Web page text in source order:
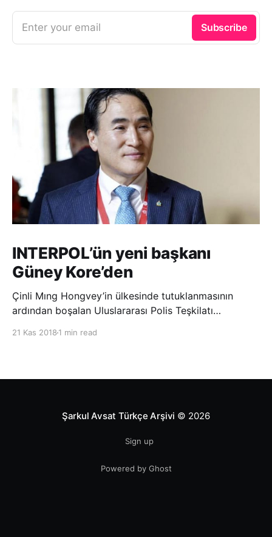
Enter your email Subscribe
INTERPOL’ün yeni başkanı
Güney Kore’den
Çinli Mıng Hongvey’in ülkesinde tutuklanmasının
ardından boşalan Uluslararası Polis Teşkilatı
21 Kas 2018 1 min read
Şarkul Avsat Türkçe Arşivi © 2026
Sign up
Powered by Ghost